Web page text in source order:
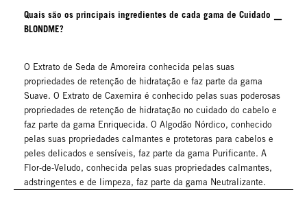
Quais são os principais ingredientes de cada gama de Cuidado
BLONDME?
O Extrato de Seda de Amoreira conhecida pelas suas
propriedades de retenção de hidratação e faz parte da gama
Suave. O Extrato de Caxemira é conhecido pelas suas poderosas
propriedades de retenção de hidratação no cuidado do cabelo e
faz parte da gama Enriquecida. O Algodão Nórdico, conhecido
pelas suas propriedades calmantes e protetoras para cabelos e
peles delicados e sensíveis, faz parte da gama Purificante. A
Flor-de-Veludo, conhecida pelas suas propriedades calmantes,
adstringentes e de limpeza, faz parte da gama Neutralizante.